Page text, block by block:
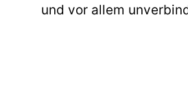
und vor allem